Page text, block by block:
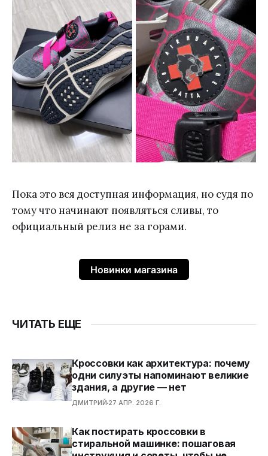
Пока это вся доступная информация, но судя по
тому что начинают появляться сливы, то
официальный релиз не за горами.
Новинки магазина
ЧИТАТЬ ЕЩЕ
Кроссовки как архитектура: почему
одни силуэты напоминают великие
здания, а другие — нет
ДМИТРИЙ 27 АПР. 2026 Г.
Как постирать кроссовки в
стиральной машинке: пошаговая